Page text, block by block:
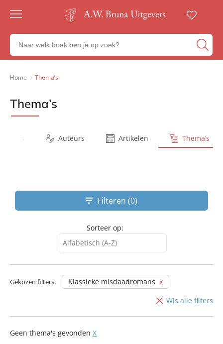
Gratis
23:00
besteld,
werkdag
Veilig
betalen
Zoeken
naar
boeken,
Home Thema’s
Thema’s
Auteurs Artikelen Thema’s
Filteren (0)
Sorteer op:
Alfabetisch (A-Z)
Alfabetisch (Z-A)
Gekozen filters:
Klassieke misdaadromans
Wis alle filters
Geen thema's gevonden X